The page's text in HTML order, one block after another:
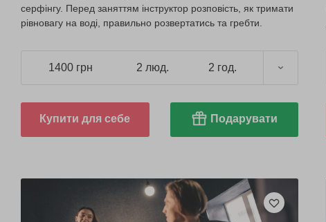
серфінгу. Перед заняттям інструктор розповість, як тримати
рівновагу на воді, правильно розвертатись та гребти.
1400 грн 2 люд. 2 год.
Купити для себе Подарувати